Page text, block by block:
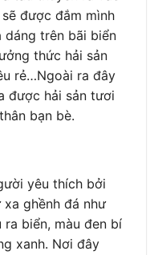
được đắm mình
dáng trên bãi biển
thức hải sản
rẻ…Ngoài ra đây
được hải sản tươi
bạn bè.
yêu thích bởi
ghềnh đá như
biển, màu đen bí
xanh. Nơi đây